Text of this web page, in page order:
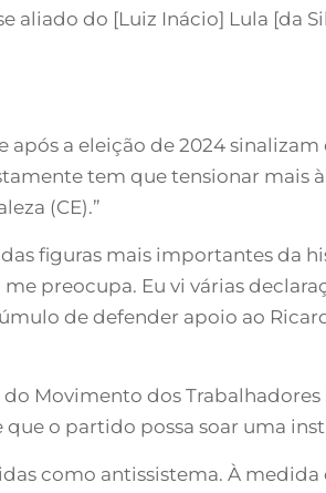
do [Luiz Inácio] Lula [da
após a eleição de 2024
tem que tensionar mais
(CE).”
figuras mais importantes da
preocupa. Eu vi várias
de defender apoio ao
Movimento dos Trabalhadores
o partido possa soar uma
como antissistema. À